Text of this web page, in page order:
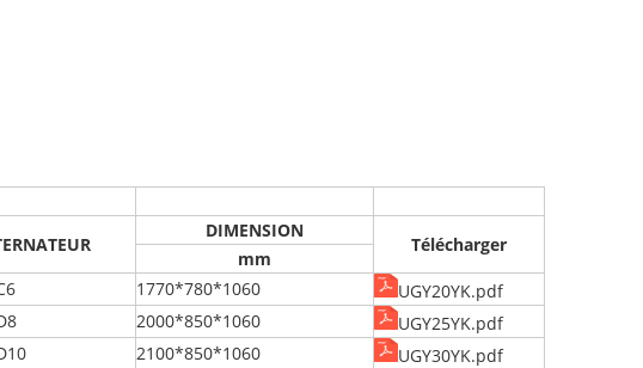
DIMENSION
Télécharger
mm
1770*780*1060
UGY20YK.pdf
2000*850*1060
UGY25YK.pdf
2100*850*1060
UGY30YK.pdf